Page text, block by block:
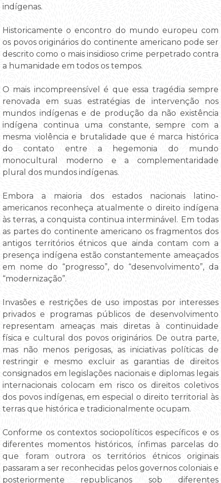
indígenas.
Historicamente o encontro do mundo europeu com
os povos originários do continente americano pode ser
descrito como o mais insidioso crime perpetrado contra
a humanidade em todos os tempos.
O mais incompreensível é que essa tragédia sempre
renovada em suas estratégias de intervenção nos
mundos indígenas e de produção da não existência
indígena continua uma constante, sempre com a
mesma violência e brutalidade que é marca histórica
do contato entre a hegemonia do mundo
monocultural moderno e a complementaridade
plural dos mundos indígenas.
Embora a maioria dos estados nacionais latino-
americanos reconheça atualmente o direito indígena
às terras, a conquista continua interminável. Em todas
as partes do continente americano os fragmentos dos
antigos territórios étnicos que ainda contam com a
presença indígena estão constantemente ameaçados
em nome do “progresso”, do “desenvolvimento”, da
“modernização”.
Invasões e restrições de uso impostas por interesses
privados e programas públicos de desenvolvimento
representam ameaças mais diretas à continuidade
física e cultural dos povos originários. De outra parte,
mas não menos perigosas, as iniciativas políticas de
restringir e mesmo excluir as garantias de direitos
consignados em legislações nacionais e diplomas legais
internacionais colocam em risco os direitos coletivos
dos povos indígenas, em especial o direito territorial às
terras que histórica e tradicionalmente ocupam.
Conforme os contextos sociopolíticos específicos e os
diferentes momentos históricos, ínfimas parcelas do
que foram outrora os territórios étnicos originais
passaram a ser reconhecidas pelos governos coloniais e
posteriormente republicanos sob diferentes